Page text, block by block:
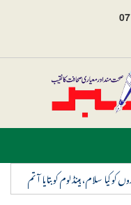
کیا سلام، ہینڈلوم کو بتایا آتم